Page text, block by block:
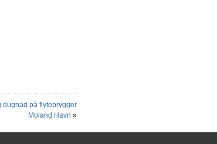
dugnad på flytebrygger
Moland Havn »